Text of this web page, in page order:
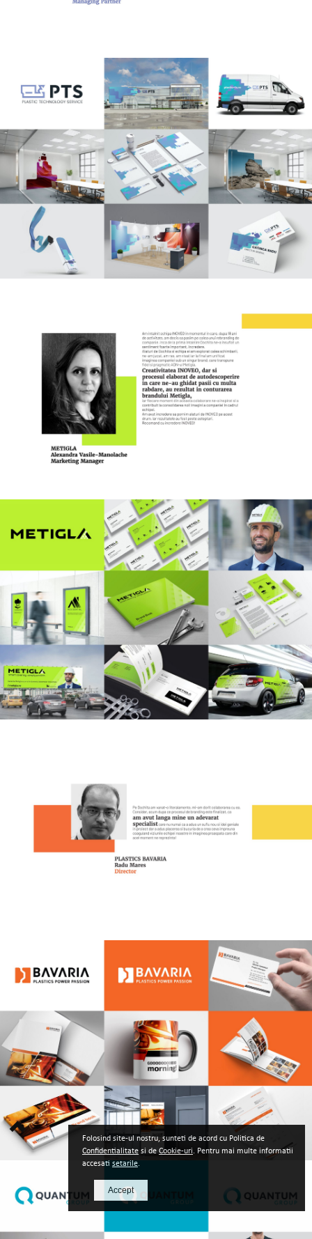
Folosind site-ul nostru, sunteti de acord cu Politica de
Confidentialitatesi deCookie-uri. Pentru mai multe informatii
accesatisetarile.
Accept